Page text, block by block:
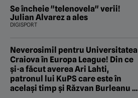
Se încheie "telenovela" verii!
Julian Alvarez a ales
DIGISPORT
Neverosimil pentru Universitatea
Craiova în Europa League! Din ce
și-a făcut averea Ari Lahti,
patronul lui KuPS care este în
același timp și Răzvan Burleanu al